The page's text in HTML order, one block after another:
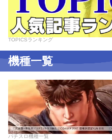
TOPICSランキング
機種一覧
パチスロ機種一覧